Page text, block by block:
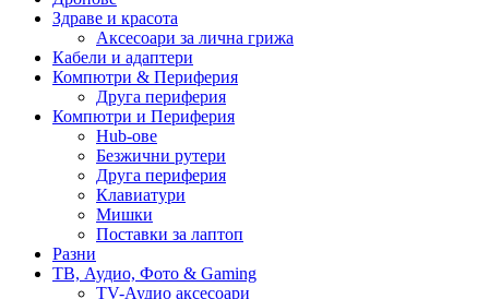
Здраве и красота
Аксесоари за лична грижа
Кабели и адаптери
Компютри & Периферия
Друга периферия
Компютри и Периферия
Hub-ове
Безжични рутери
Друга периферия
Клавиатури
Мишки
Поставки за лаптоп
Разни
ТВ, Аудио, Фото & Gaming
TV-Аудио аксесоари